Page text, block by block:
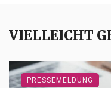
VIELLEICHT
PRESSEMELDUNG